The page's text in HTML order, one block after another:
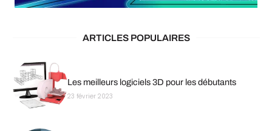
ARTICLES POPULAIRES
Les meilleurs logiciels 3D pour les débutants
23 février 2023